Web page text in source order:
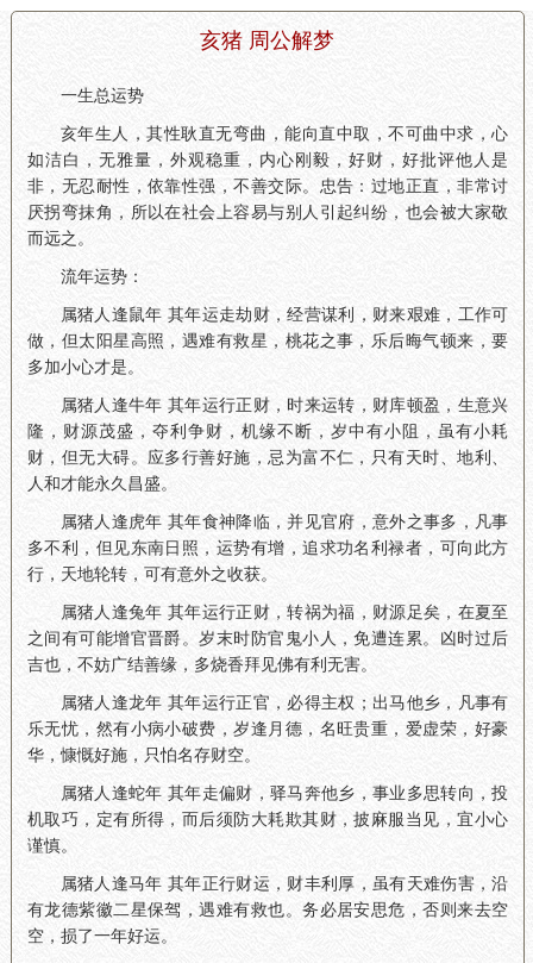
亥猪 周公解梦
一生总运势
亥年生人，其性耿直无弯曲，能向直中取，不可曲中求，心
如洁白，无雅量，外观稳重，内心刚毅，好财，好批评他人是
非，无忍耐性，依靠性强，不善交际。忠告：过地正直，非常讨
厌拐弯抹角，所以在社会上容易与别人引起纠纷，也会被大家敬
而远之。
流年运势：
属猪人逢鼠年 其年运走劫财，经营谋利，财来艰难，工作可
做，但太阳星高照，遇难有救星，桃花之事，乐后晦气顿来，要
多加小心才是。
属猪人逢牛年 其年运行正财，时来运转，财库顿盈，生意兴
隆，财源茂盛，夺利争财，机缘不断，岁中有小阻，虽有小耗
财，但无大碍。应多行善好施，忌为富不仁，只有天时、地利、
人和才能永久昌盛。
属猪人逢虎年 其年食神降临，并见官府，意外之事多，凡事
多不利，但见东南日照，运势有增，追求功名利禄者，可向此方
行，天地轮转，可有意外之收获。
属猪人逢兔年 其年运行正财，转祸为福，财源足矣，在夏至
之间有可能增官晋爵。岁末时防官鬼小人，免遭连累。凶时过后
吉也，不妨广结善缘，多烧香拜见佛有利无害。
属猪人逢龙年 其年运行正官，必得主权；出马他乡，凡事有
乐无忧，然有小病小破费，岁逢月德，名旺贵重，爱虚荣，好豪
华，慷慨好施，只怕名存财空。
属猪人逢蛇年 其年走偏财，驿马奔他乡，事业多思转向，投
机取巧，定有所得，而后须防大耗欺其财，披麻服当见，宜小心
谨慎。
属猪人逢马年 其年正行财运，财丰利厚，虽有天难伤害，沿
有龙德紫徽二星保驾，遇难有救也。务必居安思危，否则来去空
空，损了一年好运。